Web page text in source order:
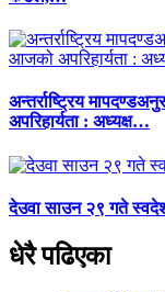
अन्तर्राष्ट्रिय
अपरिहार्यता : अध्यक्ष…
देउवा साउन २९ गते
धेरै पढिएका